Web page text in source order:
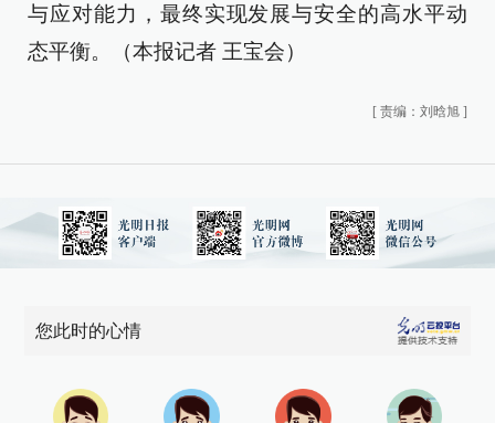
与应对能力，最终实现发展与安全的高水平动
态平衡。（本报记者 王宝会）
[ 责编：刘晗旭 ]
您此时的心情